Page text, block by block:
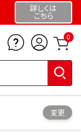
詳しくは
こちら
0
変更